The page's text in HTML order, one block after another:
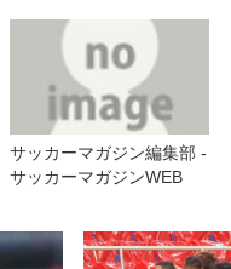
サッカーマガジン編集部 -
サッカーマガジンWEB